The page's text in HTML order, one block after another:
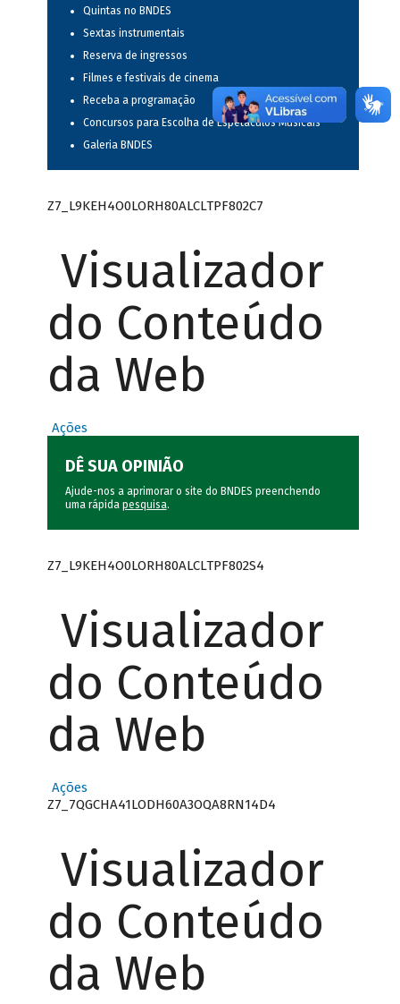
Quintas no BNDES
Sextas instrumentais
Reserva de ingressos
Filmes e festivais de cinema
Receba a programação
Concursos para Escolha de Espetáculos Musicais
Galeria BNDES
Z7_L9KEH4O0LORH80ALCLTPF802C7
Visualizador
do Conteúdo
da Web
Ações
DÊ SUA OPINIÃO
Ajude-nos a aprimorar o site do BNDES preenchendo
uma rápida pesquisa.
Z7_L9KEH4O0LORH80ALCLTPF802S4
Visualizador
do Conteúdo
da Web
Ações
Z7_7QGCHA41LODH60A3OQA8RN14D4
Visualizador
do Conteúdo
da Web